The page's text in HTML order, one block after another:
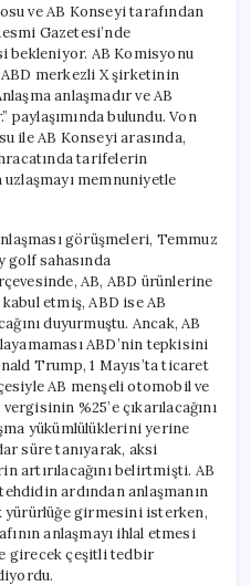
ve AB Konseyi tarafından
Gazetesi’nde
bekleniyor. AB Komisyonu
ABD merkezli X şirketinin
anlaşmadır ve AB
paylaşımında bulundu. Von
ile AB Konseyi arasında,
tarifelerin
memnuniyetle
görüşmeleri, Temmuz
golf sahasında
AB, ABD ürünlerine
etmiş, ABD ise AB
duyurmuştu. Ancak, AB
ABD’nin tepkisini
Trump, 1 Mayıs’ta ticaret
AB menşeli otomobil ve
%25’e çıkarılacağını
yükümlülüklerini yerine
süre tanıyarak, aksi
artırılacağını belirtmişti. AB
ardından anlaşmanın
yürürlüğe girmesini isterken,
anlaşmayı ihlal etmesi
girecek çeşitli tedbir